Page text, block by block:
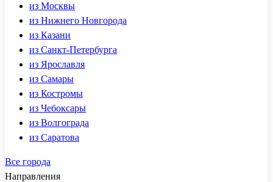
из Москвы
из Нижнего Новгорода
из Казани
из Санкт-Петербурга
из Ярославля
из Самары
из Костромы
из Чебоксары
из Волгограда
из Саратова
Все города
Направления